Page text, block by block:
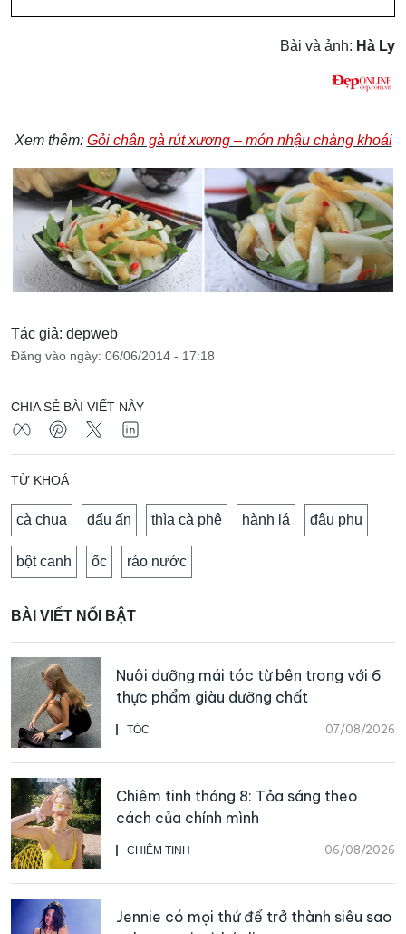
Bài và ảnh: Hà Ly
Xem thêm: Gỏi chân gà rút xương – món nhậu chàng khoái
Tác giả: depweb
Đăng vào ngày: 06/06/2014 - 17:18
CHIA SẺ BÀI VIẾT NÀY
TỪ KHOÁ
cà chua dấu ấn thìa cà phê hành lá đậu phụ
bột canh ốc ráo nước
BÀI VIẾT NỔI BẬT
TÓC 07/08/2026
Nuôi dưỡng mái tóc từ bên trong với 6
thực phẩm giàu dưỡng chất
CHIÊM TINH 06/08/2026
Chiêm tinh tháng 8: Tỏa sáng theo
cách của chính mình
Jennie có mọi thứ để trở thành siêu sao